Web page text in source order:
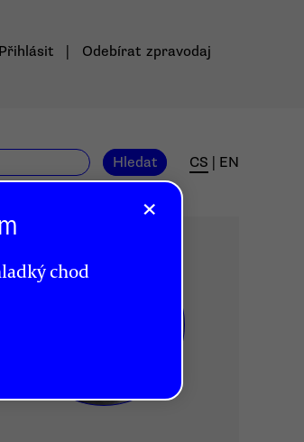
Přihlásit Odebírat zpravodaj
Hledat CS EN
×
chod